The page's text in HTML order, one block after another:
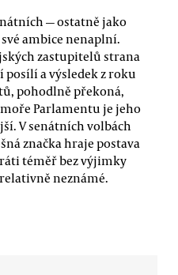
— ostatně jako
ambice nenaplní.
zastupitelů strana
posílí a výsledek z roku
pohodlně překoná,
Parlamentu je jeho
V senátních volbách
značka hraje postava
téměř bez výjimky
neznámé.